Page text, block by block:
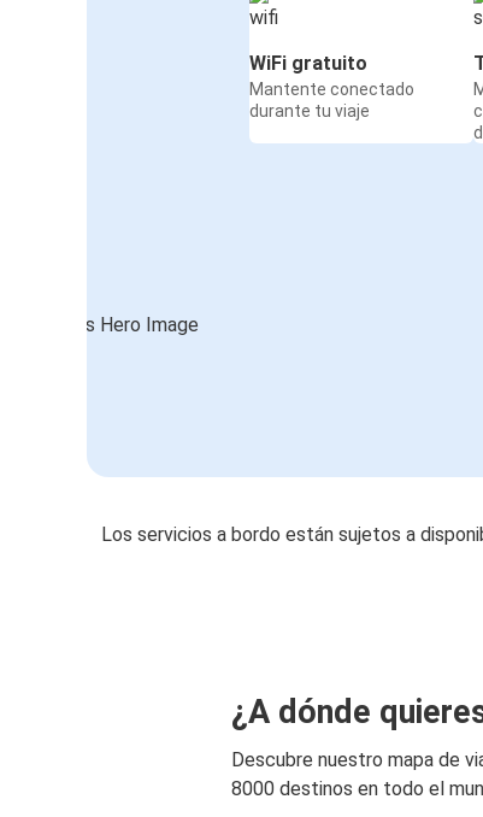
WiFi gratuito
Mantente conectado
durante tu viaje
Los servicios a bordo están sujetos a
¿A dónde
Descubre nuestro mapa de
8000 destinos en todo el